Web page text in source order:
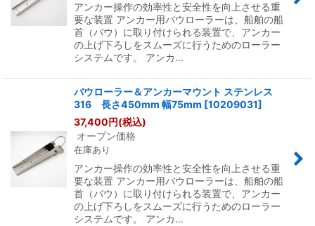
アンカー操作の効率性と安全性を向上させる重
要な装置 アンカー用バウローラーは、船舶の船
首（バウ）に取り付けられる装置で、アンカー
の上げ下ろしをスムーズに行うためのローラー
システムです。 アンカ…
バウローラー＆アンカーマウント ステンレス
316 長さ450mm 幅75mm [10209031]
37,400円(税込)
オープン価格
在庫あり
アンカー操作の効率性と安全性を向上させる重
要な装置 アンカー用バウローラーは、船舶の船
首（バウ）に取り付けられる装置で、アンカー
の上げ下ろしをスムーズに行うためのローラー
システムです。 アンカ…